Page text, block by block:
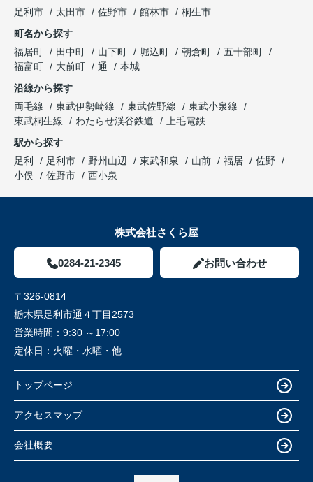
足利市
太田市 佐野市 館林市
桐生市
町名から探す
福居町
田中町 山下町 堀込町 朝倉町
五十部町
福富町
大前町 通
本城
沿線から探す
両毛線
東武伊勢崎線 東武佐野線
東武小泉線
東武桐生線
わたらせ渓谷鉄道
上毛電鉄
駅から探す
足利
足利市 野州山辺 東武和泉 山前 福居
佐野
小俣
佐野市 西小泉
株式会社さくら屋
0284-21-2345 お問い合わせ
〒326-0814
栃木県足利市通４丁目2573
営業時間： 9:30 ～17:00
定休日： 火曜・水曜・他
トップページ
アクセスマップ
会社概要